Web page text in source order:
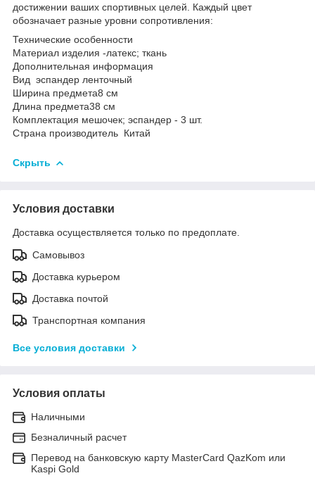
достижении ваших спортивных целей. Каждый цвет
обозначает разные уровни сопротивления:
Технические особенности
Материал изделия -латекс; ткань
Дополнительная информация
Вид эспандер ленточный
Ширина предмета8 см
Длина предмета38 см
Комплектация мешочек; эспандер - 3 шт.
Страна производитель Китай
Скрыть
Условия доставки
Доставка осуществляется только по предоплате.
Самовывоз
Доставка курьером
Доставка почтой
Транспортная компания
Все условия доставки
Условия оплаты
Наличными
Безналичный расчет
Перевод на банковскую карту MasterCard QazKom или
Kaspi Gold